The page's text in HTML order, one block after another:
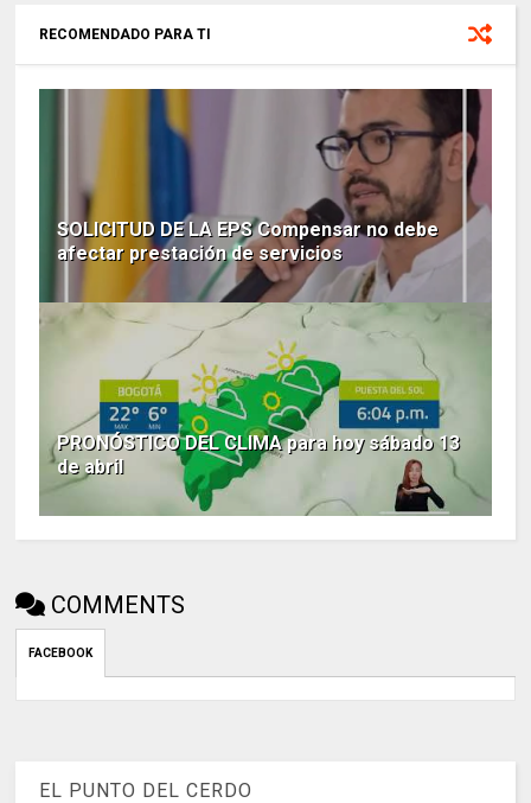
RECOMENDADO PARA TI
SOLICITUD DE LA EPS Compensar no debe
afectar prestación de servicios
PRONÓSTICO DEL CLIMA para hoy sábado 13
de abril
COMMENTS
FACEBOOK
EL PUNTO DEL CERDO